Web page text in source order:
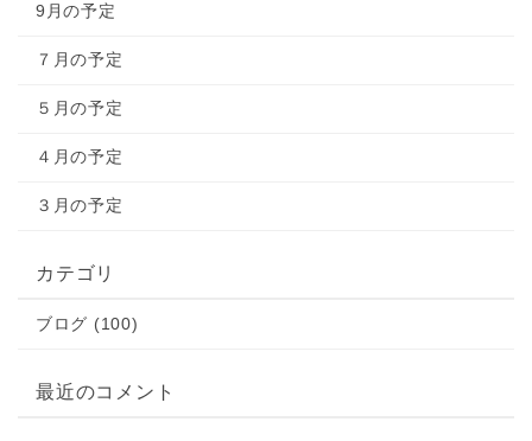
9月の予定
７月の予定
５月の予定
４月の予定
３月の予定
カテゴリ
ブログ (100)
最近のコメント